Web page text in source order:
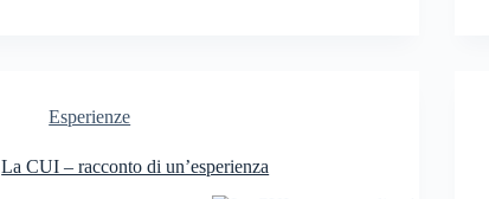
Esperienze
La CUI – racconto di un’esperienza